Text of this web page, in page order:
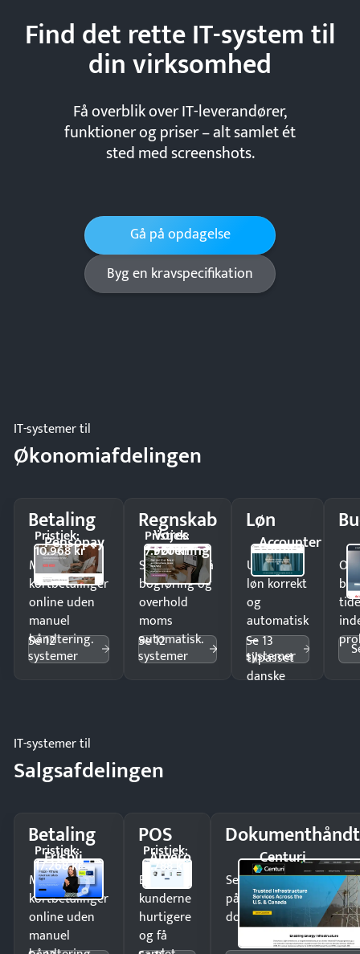
Find det rette IT-system til
dinvirksomhed
Få overblik over IT-leverandører,
funktioner og priser – alt samlet ét
sted med screenshots.
Gå på opdagelse
Byg en kravspecifikation
IT-systemer til
Økonomiafdelingen
Betaling
Pensopay
Pristjek:
10.968 kr
Modtag
kortbetalinger
online uden
manuel
håndtering.
Se 12
systemer
Regnskab
Vores
Forening
Pristjek:
7.920 kr
Spar timer på
bogføring og
overhold
moms
automatisk.
Se 12
systemer
Løn
Accounter
Udbetal
løn korrekt
og
automatisk
—
tilpasset
danske
Se 13
systemer
IT-systemer til
Salgsafdelingen
Betaling
Frisbii
Pristjek:
17.268 kr
Modtag
kortbetalinger
online uden
manuel
POS
Amero
Pristjek:
4.788 kr
Ekspedér
kunderne
hurtigere
og få
Centuri
Send kontrakter til
på minutter og mist
dokumenter.